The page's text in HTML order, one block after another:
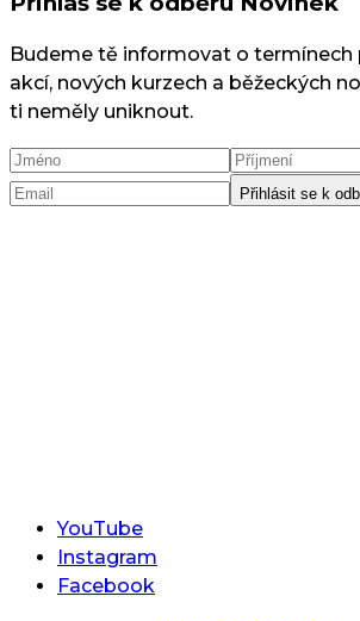
Budeme tě informovat o termínech
akcí, nových kurzech a běžeckých
ti neměly uniknout.
Přihlásit se k
YouTube
Instagram
Facebook